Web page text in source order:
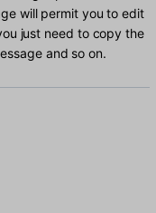
will permit you to edit
just need to copy the
and so on.